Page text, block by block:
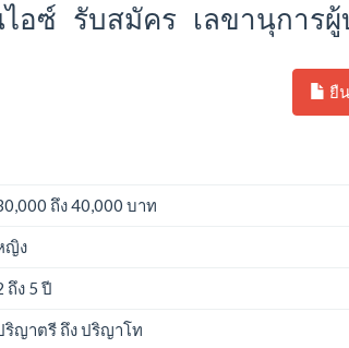
อซ์ รับสมัคร เลขานุการผู้
ยื
ถึง 40,000 บาท
ญิง
ถึง 5 ปี
ริญาตรี ถึง ปริญาโท